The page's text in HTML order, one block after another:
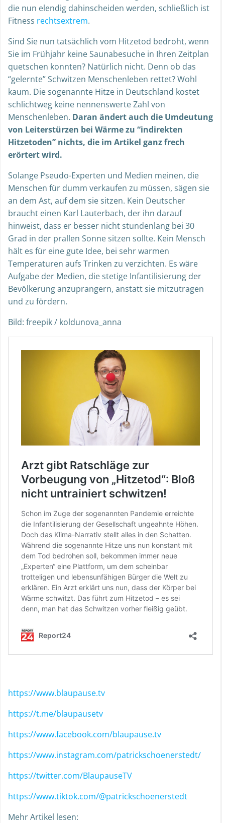
die nun elendig dahinscheiden werden, schließlich ist
Fitness rechtsextrem.
Sind Sie nun tatsächlich vom Hitzetod bedroht, wenn
Sie im Frühjahr keine Saunabesuche in Ihren Zeitplan
quetschen konnten? Natürlich nicht. Denn ob das
“gelernte” Schwitzen Menschenleben rettet? Wohl
kaum. Die sogenannte Hitze in Deutschland kostet
schlichtweg keine nennenswerte Zahl von
Menschenleben. Daran ändert auch die Umdeutung
von Leiterstürzen bei Wärme zu “indirekten
Hitzetoden” nichts, die im Artikel ganz frech
erörtert wird.
Solange Pseudo-Experten und Medien meinen, die
Menschen für dumm verkaufen zu müssen, sägen sie
an dem Ast, auf dem sie sitzen. Kein Deutscher
braucht einen Karl Lauterbach, der ihn darauf
hinweist, dass er besser nicht stundenlang bei 30
Grad in der prallen Sonne sitzen sollte. Kein Mensch
hält es für eine gute Idee, bei sehr warmen
Temperaturen aufs Trinken zu verzichten. Es wäre
Aufgabe der Medien, die stetige Infantilisierung der
Bevölkerung anzuprangern, anstatt sie mitzutragen
und zu fördern.
Bild: freepik / koldunova_anna
https://www.blaupause.tv
https://t.me/blaupausetv
https://www.facebook.com/blaupause.tv
https://www.instagram.com/patrickschoenerstedt/
https://twitter.com/BlaupauseTV
https://www.tiktok.com/@patrickschoenerstedt
Mehr Artikel lesen: